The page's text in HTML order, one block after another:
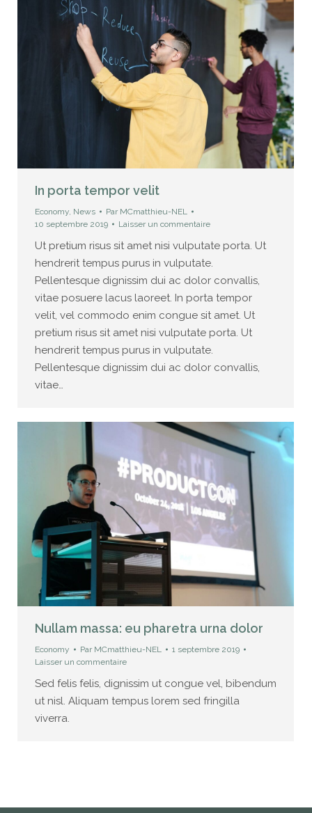
In porta tempor velit
Economy News Par MCmatthieu-NEL
10 septembre 2019
Laisser un commentaire
Ut pretium risus sit amet nisi vulputate porta. Ut
hendrerit tempus purus in vulputate.
Pellentesque dignissim dui ac dolor convallis,
vitae posuere lacus laoreet. In porta tempor
velit, vel commodo enim congue sit amet. Ut
pretium risus sit amet nisi vulputate porta. Ut
hendrerit tempus purus in vulputate.
Pellentesque dignissim dui ac dolor convallis,
vitae…
Nullam massa: eu pharetra urna dolor
Economy Par MCmatthieu-NEL
1 septembre 2019
Laisser un commentaire
Sed felis felis, dignissim ut congue vel, bibendum
ut nisl. Aliquam tempus lorem sed fringilla
viverra.